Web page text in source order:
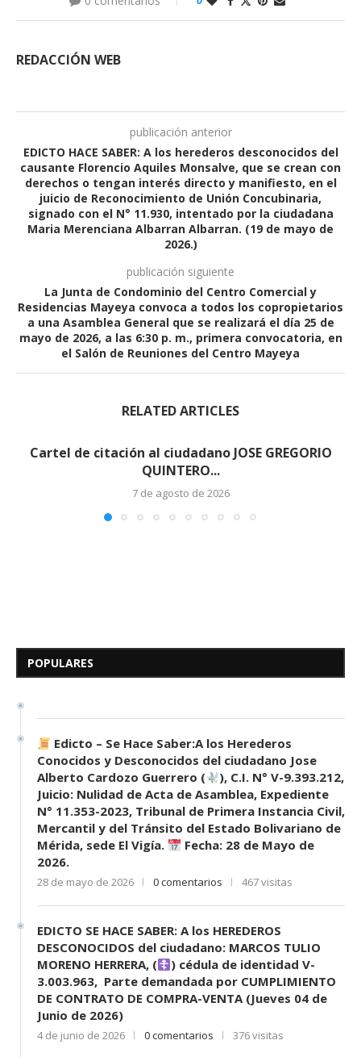
REDACCIÓN WEB
publicación anterior
EDICTO HACE SABER: A los herederos desconocidos del
causante Florencio Aquiles Monsalve, que se crean con
derechos o tengan interés directo y manifiesto, en el
juicio de Reconocimiento de Unión Concubinaria,
signado con el N° 11.930, intentado por la ciudadana
Maria Merenciana Albarran Albarran. (19 de mayo de
2026.)
publicación siguiente
La Junta de Condominio del Centro Comercial y
Residencias Mayeya convoca a todos los copropietarios
a una Asamblea General que se realizará el día 25 de
mayo de 2026, a las 6:30 p. m., primera convocatoria, en
el Salón de Reuniones del Centro Mayeya
RELATED ARTICLES
Cartel de citación al ciudadano JOSE GREGORIO
QUINTERO...
7 de agosto de 2026
POPULARESDesconocidos del...
Edicto – Se Hace Saber:A los Herederos
Conocidos y Desconocidos del ciudadano Jose
Alberto Cardozo Guerrero (
), C.I. N° V-9.393.212,
Juicio: Nulidad de Acta de Asamblea, Expediente
N° 11.353-2023, Tribunal de Primera Instancia Civil,
Mercantil y del Tránsito del Estado Bolivariano de
Mérida, sede El Vigía.
Fecha: 28 de Mayo de
2026.
28 de mayo de 2026 0 comentarios 467 visitas
EDICTO SE HACE SABER: A los HEREDEROS
DESCONOCIDOS del ciudadano: MARCOS TULIO
MORENO HERRERA, (
) cédula de identidad V-
3.003.963, Parte demandada por CUMPLIMIENTO
DE CONTRATO DE COMPRA-VENTA (Jueves 04 de
Junio de 2026)
4 de junio de 2026 0 comentarios 376 visitas